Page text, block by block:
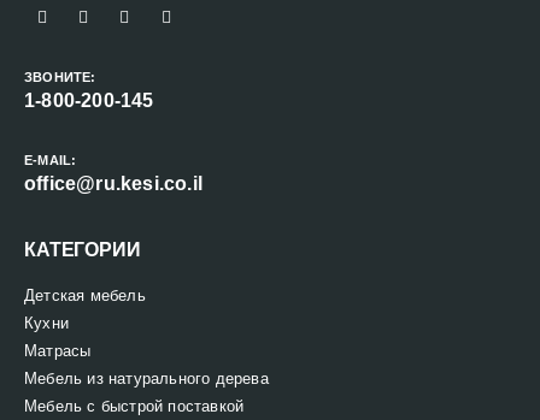
ЗВОНИТЕ:
1-800-200-145
E-MAIL:
office@ru.kesi.co.il
КАТЕГОРИИ
Детская мебель
Кухни
Матрасы
Мебель из натурального дерева
Мебель с быстрой поставкой